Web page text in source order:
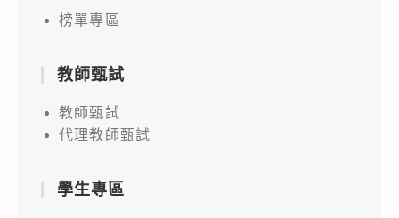
榜單專區
教師甄試
教師甄試
代理教師甄試
學生專區